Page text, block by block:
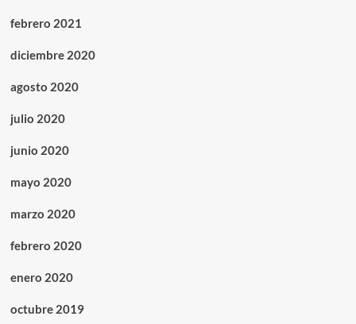
febrero 2021
diciembre 2020
agosto 2020
julio 2020
junio 2020
mayo 2020
marzo 2020
febrero 2020
enero 2020
octubre 2019